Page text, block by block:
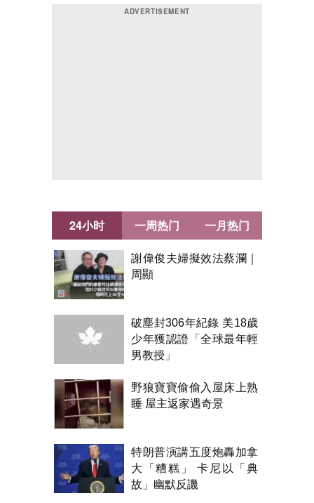
24小时
謝偉俊夫婦擬效法蔡瀾｜
周顯
破塵封306年紀錄 美18歲
少年獲認證「全球最年輕
男教授」
野狼寶寶偷偷入屋床上熟
睡 屋主返家遇奇景
特朗普演講五度炮轟加拿
大「糟糕」 卡尼以「典
故」幽默反譏
一周热门 一月热门